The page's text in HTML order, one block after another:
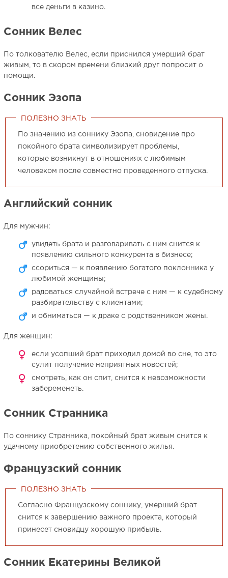
все деньги в казино.
Сонник Велес
По толкователю Велес, если приснился умерший брат
живым, то в скором времени близкий друг попросит о
помощи.
Сонник Эзопа
ПОЛЕЗНО ЗНАТЬ
По значению из соннику Эзопа, сновидение про
покойного брата символизирует проблемы,
которые возникнут в отношениях с любимым
человеком после совместно проведенного отпуска.
Английский сонник
Для мужчин:
увидеть брата и разговаривать с ним снится к
появлению сильного конкурента в бизнесе;
ссориться — к появлению богатого поклонника у
любимой женщины;
радоваться случайной встрече с ним — к судебному
разбирательству с клиентами;
и обниматься — к драке с родственником жены.
Для женщин:
если усопший брат приходил домой во сне, то это
сулит получение неприятных новостей;
смотреть, как он спит, снится к невозможности
забеременеть.
Сонник Странника
По соннику Странника, покойный брат живым снится к
удачному приобретению собственного жилья.
Французский сонник
ПОЛЕЗНО ЗНАТЬ
Согласно Французскому соннику, умерший брат
снится к завершению важного проекта, который
принесет сновидцу хорошую прибыль.
Сонник Екатерины Великой